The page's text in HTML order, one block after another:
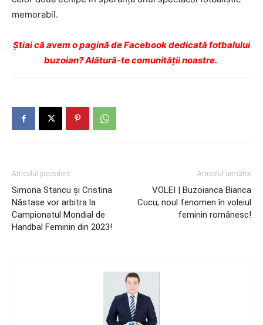
memorabil.
Ştiai că avem o pagină de Facebook dedicată fotbalului
buzoian? Alătură-te comunității noastre.
Articolul precedent
Simona Stancu și Cristina
Năstase vor arbitra la
Campionatul Mondial de
Handbal Feminin din 2023!
Articolul următor
VOLEI | Buzoianca Bianca
Cucu, noul fenomen în voleiul
feminin românesc!